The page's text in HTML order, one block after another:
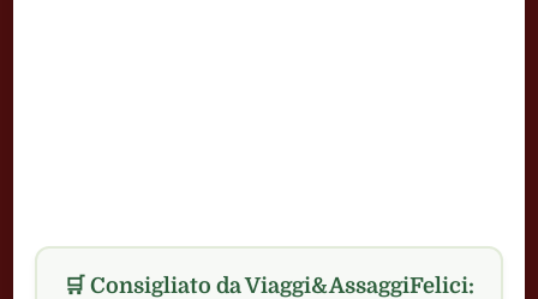
🛒 Consigliato da Viaggi&AssaggiFelici: